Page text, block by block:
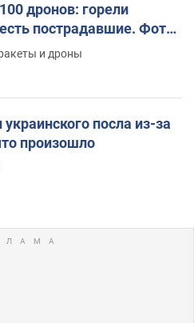
дронов: горели
пострадавшие. Фото
и дроны
посла из-за
произошло